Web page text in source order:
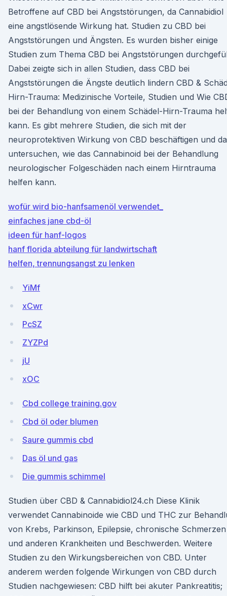
Betroffene auf CBD bei Angststörungen, da Cannabidiol
eine angstlösende Wirkung hat. Studien zu CBD bei
Angststörungen und Ängsten. Es wurden bisher einige
Studien zum Thema CBD bei Angststörungen
Dabei zeigte sich in allen Studien, dass CBD bei
Angststörungen die Ängste deutlich lindern CBD &
Hirn-Trauma: Medizinische Vorteile, Studien und Wie
bei der Behandlung von einem Schädel-Hirn-Trauma
kann. Es gibt mehrere Studien, die sich mit der
neuroprotektiven Wirkung von CBD beschäftigen und
untersuchen, wie das Cannabinoid bei der Behandlung
neurologischer Folgeschäden nach einem Hirntrauma
helfen kann.
wofür wird bio-hanfsamenöl verwendet_
einfaches jane cbd-öl
ideen für hanf-logos
hanf florida abteilung für landwirtschaft
helfen, trennungsangst zu lenken
YiMf
xCwr
PcSZ
ZYZPd
jU
xOC
Cbd college training.gov
Cbd öl oder blumen
Saure gummis cbd
Das öl und gas
Die gummis schimmel
Studien über CBD & Cannabidiol24.ch Diese Klinik
verwendet Cannabinoide wie CBD und THC zur
von Krebs, Parkinson, Epilepsie, chronische Schmerzen
und anderen Krankheiten und Beschwerden. Weitere
Studien zu den Wirkungsbereichen von CBD. Unter
anderem werden folgende Wirkungen von CBD durch
Studien nachgewiesen: CBD hilft bei akuter Pankreatitis;